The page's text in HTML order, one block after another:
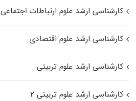
کارشناسی ارشد علوم ارتباطات اجتماعی
کارشناسی ارشد علوم اقتصادی
کارشناسی ارشد علوم تربیتی
کارشناسی ارشد علوم تربیتی ۲